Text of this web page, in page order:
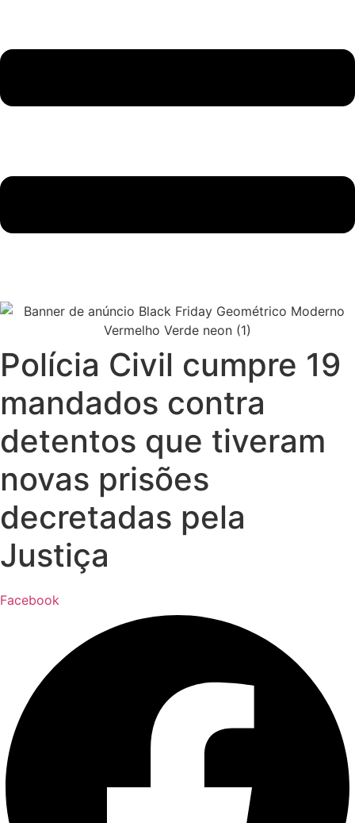
Polícia Civil cumpre 19
mandados contra
detentos que tiveram
novas prisões
decretadas pela
Justiça
Facebook